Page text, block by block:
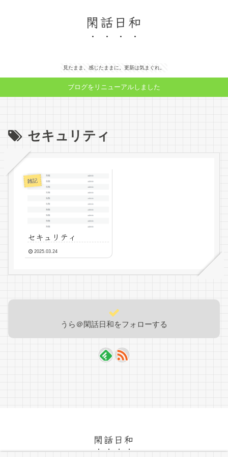
閑話日和
見たまま、感じたままに。更新は気まぐれ。
ブログをリニューアルしました
セキュリティ
雑記
セキュリティ
2025.03.24
うら＠閑話日和をフォローする
閑話日和